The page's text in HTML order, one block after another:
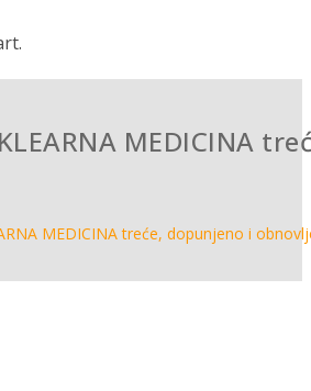
MEDICINA
MEDICINA treće, dopunjeno i